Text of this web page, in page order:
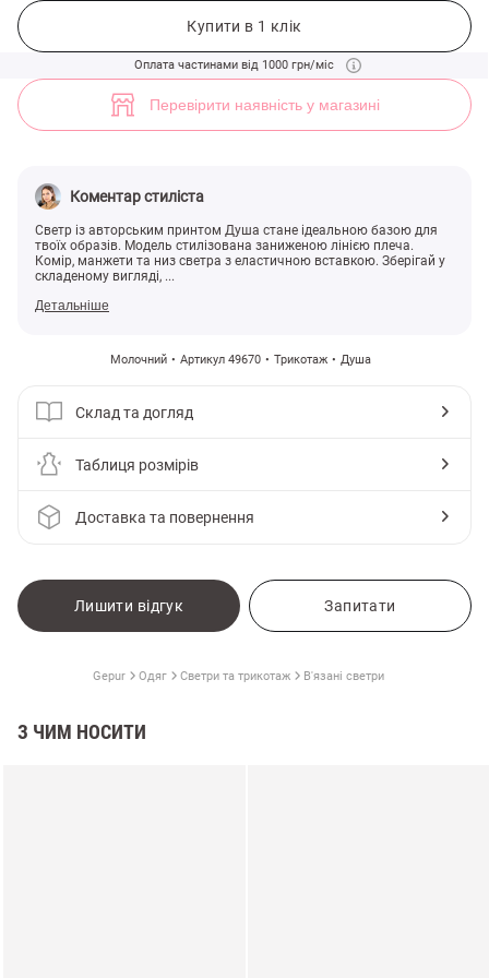
Купити в 1 клік
Оплата частинами від 1000 грн/міс
Перевірити наявність у магазині
Коментар стиліста
Светр із авторським принтом Душа стане ідеальною базою для
твоїх образів. Модель стилізована заниженою лінією плеча.
Комір, манжети та низ светра з еластичною вставкою. Зберігай у
складеному вигляді, ...
Детальніше
Молочний Артикул 49670 Трикотаж Душа
Склад та догляд
Таблиця розмірів
Доставка та повернення
Лишити відгук Запитати
Gepur Одяг Светри та трикотаж В'язані светри
З ЧИМ НОСИТИ
Молочний светр Душа (арт. 49670) ♡ інтернет-магазин Gepur